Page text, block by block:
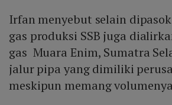
Irfan menyebut selain
gas produksi SSB juga
gas Muara Enim, Sumatra
jalur pipa yang dimiliki
meskipun memang